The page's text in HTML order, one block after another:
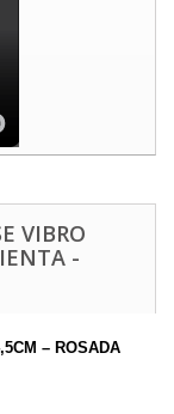
VIBRO
-
– ROSADA